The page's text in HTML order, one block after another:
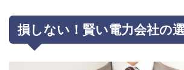
損しない！賢い電力会社の